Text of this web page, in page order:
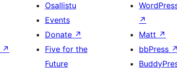
↗
Osallistu
Events
Donate ↗
Five for the
Future
↗
Matt ↗
bbPress ↗